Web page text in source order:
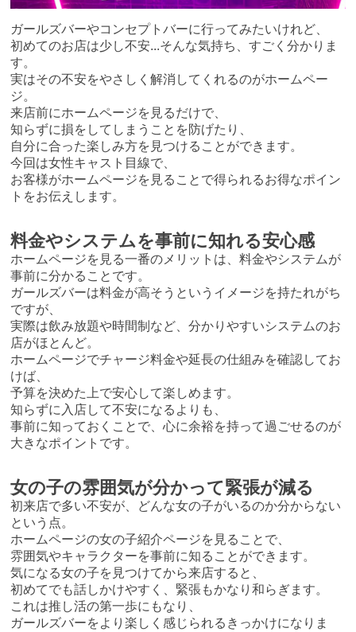
ガールズバーやコンセプトバーに行ってみたいけれど、
初めてのお店は少し不安...そんな気持ち、すごく分かりま
す。
実はその不安をやさしく解消してくれるのがホームペー
ジ。
来店前にホームページを見るだけで、
知らずに損をしてしまうことを防げたり、
自分に合った楽しみ方を見つけることができます。
今回は女性キャスト目線で、
お客様がホームページを見ることで得られるお得なポイン
トをお伝えします。
料金やシステムを事前に知れる安心感
ホームページを見る一番のメリットは、料金やシステムが
事前に分かることです。
ガールズバーは料金が高そうというイメージを持たれがち
ですが、
実際は飲み放題や時間制など、分かりやすいシステムのお
店がほとんど。
ホームページでチャージ料金や延長の仕組みを確認してお
けば、
予算を決めた上で安心して楽しめます。
知らずに入店して不安になるよりも、
事前に知っておくことで、心に余裕を持って過ごせるのが
大きなポイントです。
女の子の雰囲気が分かって緊張が減る
初来店で多い不安が、どんな女の子がいるのか分からない
という点。
ホームページの女の子紹介ページを見ることで、
雰囲気やキャラクターを事前に知ることができます。
気になる女の子を見つけてから来店すると、
初めてでも話しかけやすく、緊張もかなり和らぎます。
これは推し活の第一歩にもなり、
ガールズバーをより楽しく感じられるきっかけになりま